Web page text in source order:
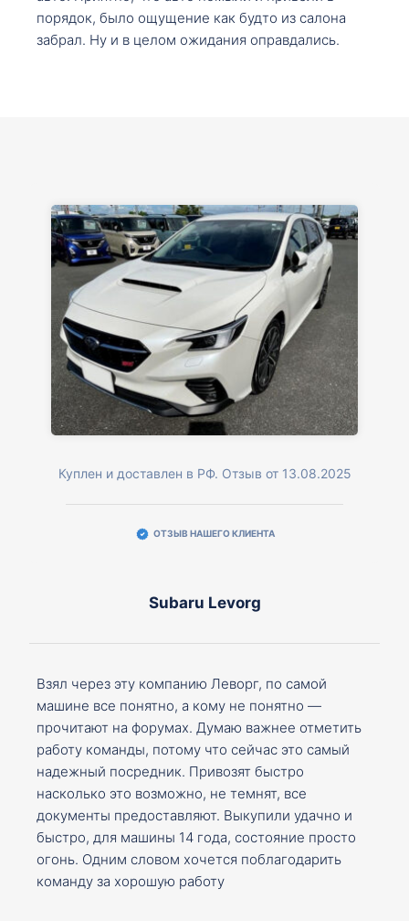
порядок, было ощущение как будто из салона
забрал. Ну и в целом ожидания оправдались.
Куплен и доставлен в РФ. Отзыв от 13.08.2025
ОТЗЫВ НАШЕГО КЛИЕНТА
Subaru Levorg
Взял через эту компанию Леворг, по самой
машине все понятно, а кому не понятно —
прочитают на форумах. Думаю важнее отметить
работу команды, потому что сейчас это самый
надежный посредник. Привозят быстро
насколько это возможно, не темнят, все
документы предоставляют. Выкупили удачно и
быстро, для машины 14 года, состояние просто
огонь. Одним словом хочется поблагодарить
команду за хорошую работу